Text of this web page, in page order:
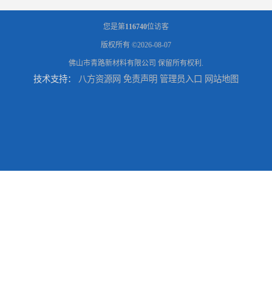
您是第116740位访客
版权所有 ©2026-08-07
佛山市青路新材料有限公司 保留所有权利.
技术支持： 八方资源网 免责声明 管理员入口 网站地图